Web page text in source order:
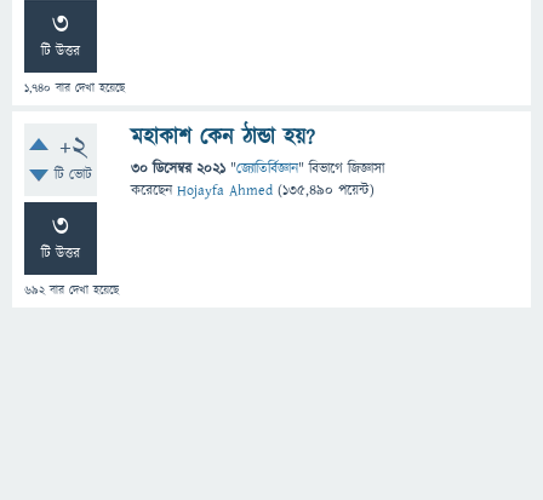
3
টি উত্তর
1,740 বার দেখা হয়েছে
+2
টি ভোট
3
টি উত্তর
692বার দেখা হয়েছে
মহাকাশ কেন ঠান্ডা হয়?
30 ডিসেম্বর 2021 "জ্যোতির্বিজ্ঞান" বিভাগে জিজ্ঞাসা
করেছেনHojayfa Ahmed (135,490 পয়েন্ট)